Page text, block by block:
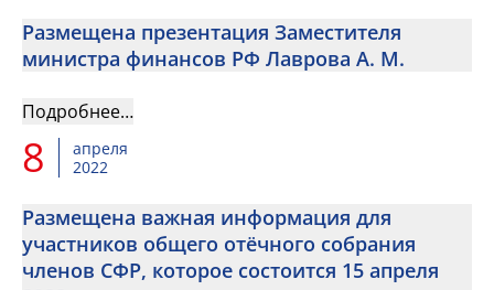
Размещена презентация Заместителя
министра финансов РФ Лаврова А. М.
Подробнее…
8
апреля
2022
Размещена важная информация для
участников общего отёчного собрания
членов СФР, которое состоится 15 апреля